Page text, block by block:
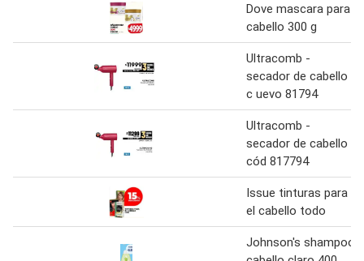
Dove mascara para
cabello 300 g
Ultracomb -
secador de cabello
c uevo 81794
Ultracomb -
secador de cabello
cód 817794
Issue tinturas para
el cabello todo
Johnson's shampoo